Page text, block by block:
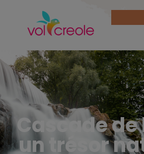
Cascade de
un trésor